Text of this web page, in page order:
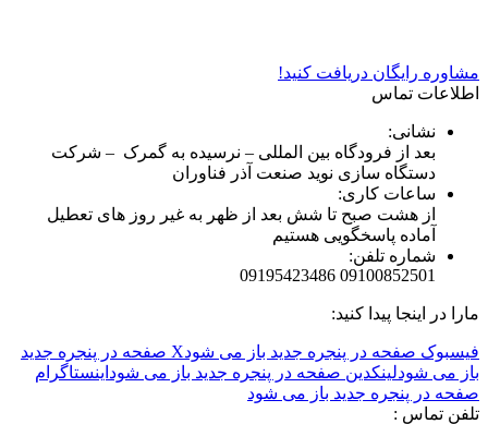
مشاوره رایگان دریافت کنید!
اطلاعات تماس
نشانی:
بعد از فرودگاه بین المللی – نرسیده به گمرک – شرکت
دستگاه سازی نوید صنعت آذر فناوران
ساعات کاری:
از هشت صبح تا شش بعد از ظهر به غیر روز های تعطیل
آماده پاسخگویی هستیم
شماره تلفن:
09100852501 09195423486
مارا در اینجا پیدا کنید:
فیسبوک صفحه در پنجره جدید باز می شود
X صفحه در پنجره جدید
باز می شودلینکدین صفحه در پنجره جدید باز می شود اینستاگرام
صفحه در پنجره جدید باز می شود
تلفن تماس :